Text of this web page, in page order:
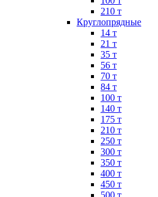
210 т
Круглопрядные
14 т
21 т
35 т
56 т
70 т
84 т
100 т
140 т
175 т
210 т
250 т
300 т
350 т
400 т
450 т
500 т